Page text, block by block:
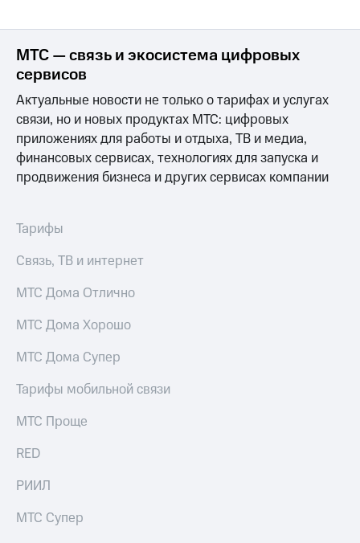
МТС
Достижения
Интервью
Финансовая
отчетность
Контакты
и акционерам
Корпоративное
управление
Корпоративный
секретарь
Раскрытие
Информация
Документы
кабинет
акционера
МТС — связь и экосистема цифровых
сервисов
Актуальные новости не только о тарифах и услугах
связи, но и новых продуктах МТС: цифровых
приложениях для работы и отдыха, ТВ и медиа,
финансовых сервисах, технологиях для запуска и
продвижения бизнеса и других сервисах компании
Тарифы
Связь, ТВ и интернет
МТС Дома Отлично
МТС Дома Хорошо
МТС Дома Супер
Тарифы мобильной связи
МТС Проще
RED
РИИЛ
МТС Супер